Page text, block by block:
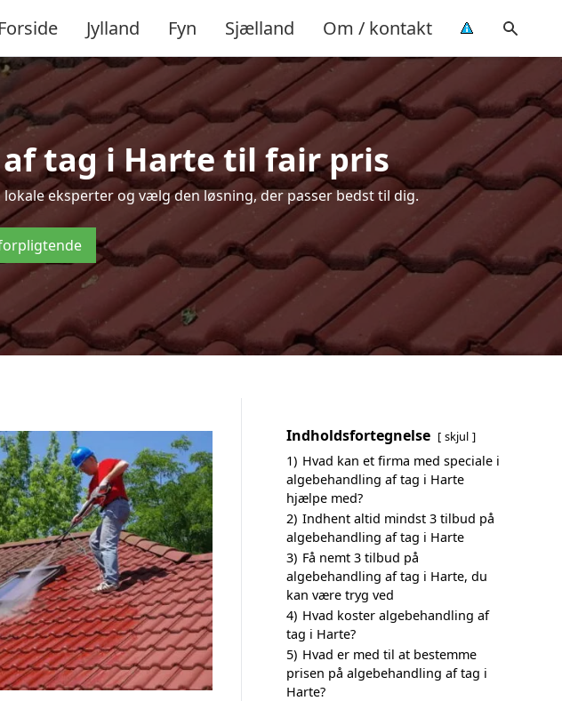
Forside Jylland Fyn Sjælland Om / kontakt
tag i Harte til fair pris
eksperter og vælg den løsning, der passer bedst til dig.
Indholdsfortegnelse skjul
1) Hvad kan et firma med speciale i
algebehandling af tag i Harte
hjælpe med?
2) Indhent altid mindst 3 tilbud på
algebehandling af tag i Harte
3) Få nemt 3 tilbud på
algebehandling af tag i Harte, du
kan være tryg ved
4) Hvad koster algebehandling af
tag i Harte?
5) Hvad er med til at bestemme
prisen på algebehandling af tag i
Harte?